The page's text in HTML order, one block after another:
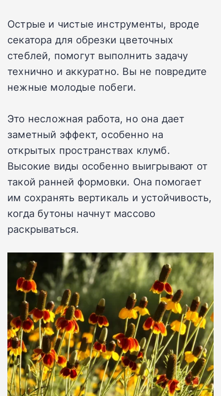
Острые и чистые инструменты, вроде
секатора для обрезки цветочных
стеблей, помогут выполнить задачу
технично и аккуратно. Вы не повредите
нежные молодые побеги.
Это несложная работа, но она дает
заметный эффект, особенно на
открытых пространствах клумб.
Высокие виды особенно выигрывают от
такой ранней формовки. Она помогает
им сохранять вертикаль и устойчивость,
когда бутоны начнут массово
раскрываться.